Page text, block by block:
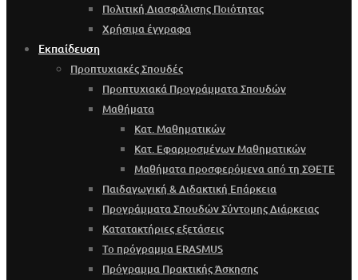
Πολιτική Διασφάλισης Ποιότητας
Χρήσιμα έγγραφα
Εκπαίδευση
Προπτυχιακές Σπουδές
Προπτυχιακά Προγράμματα Σπουδών
Μαθήματα
Κατ. Μαθηματικών
Κατ. Εφαρμοσμένων Μαθηματικών
Μαθήματα προσφερόμενα από τη ΣΘΕΤΕ
Παιδαγωγική & Διδακτική Επάρκεια
Προγράμματα Σπουδών Σύντομης Διάρκειας
Κατατακτήριες εξετάσεις
Το πρόγραμμα ERASMUS
Πρόγραμμα Πρακτικής Άσκησης